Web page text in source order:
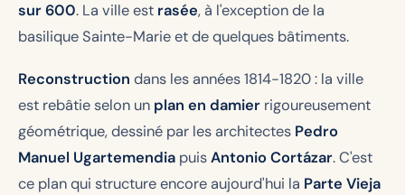
sur 600. La ville est rasée, à l'exception de la
basilique Sainte-Marie et de quelques bâtiments.
Reconstruction dans les années 1814-1820 : la ville
est rebâtie selon un plan en damier rigoureusement
géométrique, dessiné par les architectes Pedro
Manuel Ugartemendia puisAntonio Cortázar. C'est
ce plan qui structure encore aujourd'hui la Parte Vieja